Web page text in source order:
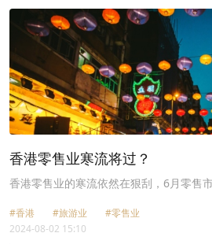
支援措施，如香港贸易发展局的“电子商
届“香港好物节”。此外，政府已优化“发
市场的专项基金”(BUD专项基金)，将资
联盟十国，并鼓励企业进行绿色转型，
香港零售业寒流将过？
香港零售业的寒流依然在狠刮，6月零售
为299亿港元，同比下跌9.7%。扣除其间
总销货数量的临时估计同比下跌11.2%。
#香港 #旅游业
#零售业
2024-08-02 15:10